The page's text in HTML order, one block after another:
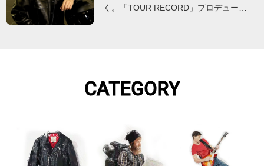
く。「TOUR RECORD」プロデュー…
CATEGORY